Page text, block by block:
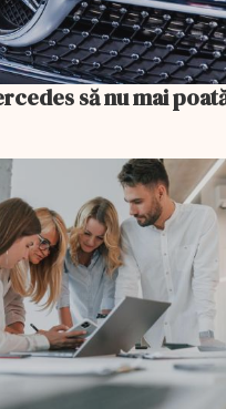
să nu mai